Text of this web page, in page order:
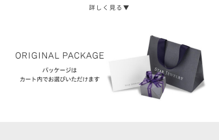
限
た
ん。
にも工夫を凝らし、輝きを最大限に引き出しています。
ジュエリーは、着けるひとに自信を与え、より一層輝かせてくれ
ます。
※ストーンサイズはサイズ選択プルダウン全6型（SS／S／MS／
M／L／LL）よりお選びいただけます。
詳しく見る▼